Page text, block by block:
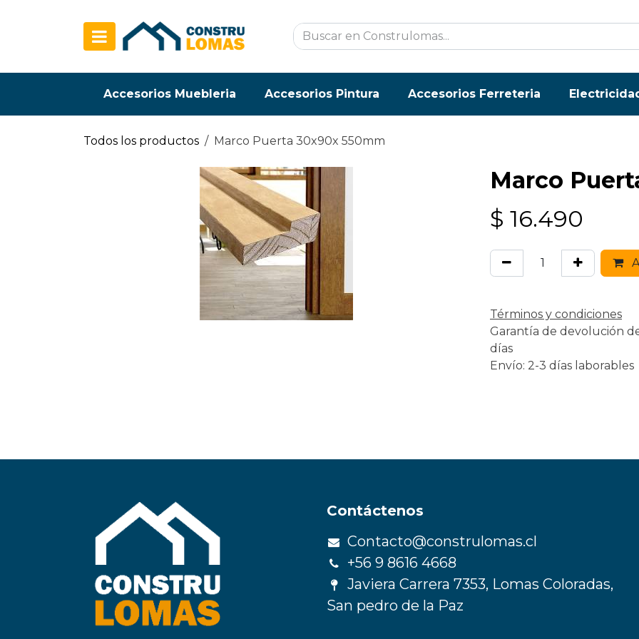
Accesorios Muebleria Accesorios Pintura Accesorios Ferreteria
Todos los productos Marco Puerta 30x90x 550mm
Marco
$ 16.490
Términos y condiciones
Garantía de devolución
días
Envío: 2-3 días laborables
Contáctenos
Contacto@construlomas.cl
+56 9 8616 4668
Javiera Carrera 7353, Lomas Coloradas,
San pedro de la Paz